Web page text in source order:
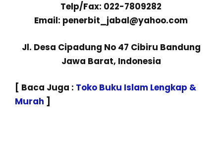
Telp/Fax: 022-7809282
Email: penerbit_jabal@yahoo.com
Jl. Desa Cipadung No 47 Cibiru Bandung
Jawa Barat, Indonesia
[ Baca Juga : Toko Buku Islam Lengkap &
Murah ]